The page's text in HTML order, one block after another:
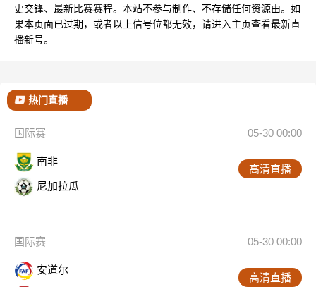
史交锋、最新比赛赛程。本站不参与制作、不存储任何资源由。如
果本页面已过期，或者以上信号位都无效，请进入主页查看最新直
播新号。
热门直播
国际赛 05-30 00:00
南非
尼加拉瓜
高清直播
国际赛 05-30 00:00
安道尔
高清直播